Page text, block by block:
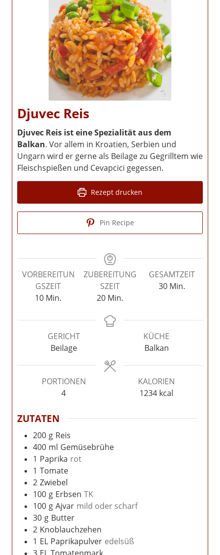
Djuvec Reis
Djuvec Reis ist eine Spezialität aus dem
Balkan. Vor allem in Kroatien, Serbien und
Ungarn wird er gerne als Beilage zu Gegrilltem wie
Fleischspießen und Cevapcici gegessen.
Rezept drucken
Pin Recipe
VORBEREITUN
GSZEIT
10Minuten
Min.
ZUBEREITUNG
SZEIT
20Minuten
Min.
GESAMTZEIT
30Minuten
Min.
GERICHT
Beilage
KÜCHE
Balkan
PORTIONEN
4
KALORIEN
1234 kcal
ZUTATEN
200 g Reis
400 ml Gemüsebrühe
1 Paprika rot
1 Tomate
2 Zwiebel
100 g Erbsen TK
100 g Ajvar mild oder scharf
30 g Butter
2 Knoblauchzehen
1 EL Paprikapulver edelsüß
3 EL Tomatenmark